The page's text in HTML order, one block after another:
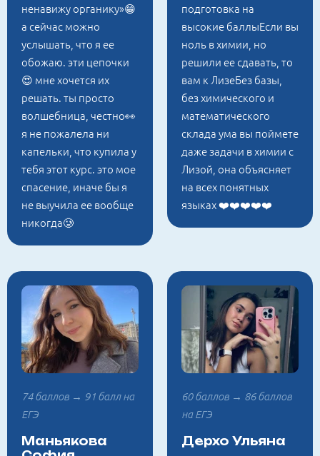
ненавижу органику»😁
а сейчас можно
услышать, что я ее
обожаю. эти цепочки
😍 мне хочется их
решать. ты просто
волшебница, честно👀
я не пожалела ни
капельки, что купила у
тебя этот курс. это мое
спасение, иначе бы я
не выучила ее вообще
никогда🥲
подготовка на
высокие баллыЕсли вы
ноль в химии, но
решили ее сдавать, то
вам к ЛизеБез базы,
без химического и
математического
склада ума вы поймете
даже задачи в химии с
Лизой, она объясняет
на всех понятных
языках ❤️❤️❤️❤️❤️
74 баллов → 91 балл на
ЕГЭ
Маньякова
60 баллов → 86 баллов
на ЕГЭ
Дерхо Ульяна